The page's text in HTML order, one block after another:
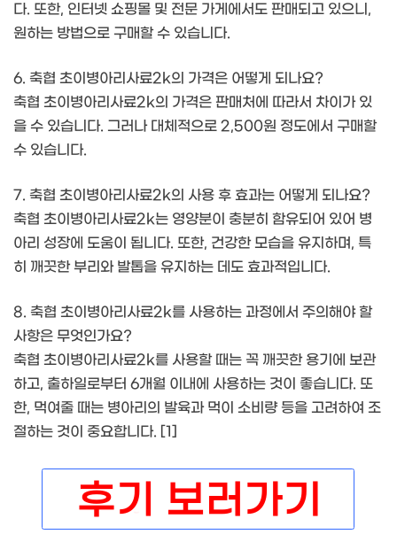
다. 또한, 인터넷 쇼핑몰 및 전문 가게에서도 판매되고 있으니,
원하는 방법으로 구매할 수 있습니다.
6. 축협 초이병아리사료2k의 가격은 어떻게 되나요?
축협 초이병아리사료2k의 가격은 판매처에 따라서 차이가 있
을 수 있습니다. 그러나 대체적으로 2,500원 정도에서 구매할
수 있습니다.
7. 축협 초이병아리사료2k의 사용 후 효과는 어떻게 되나요?
축협 초이병아리사료2k는 영양분이 충분히 함유되어 있어 병
아리 성장에 도움이 됩니다. 또한, 건강한 모습을 유지하며, 특
히 깨끗한 부리와 발톱을 유지하는 데도 효과적입니다.
8. 축협 초이병아리사료2k를 사용하는 과정에서 주의해야 할
사항은 무엇인가요?
축협 초이병아리사료2k를 사용할 때는 꼭 깨끗한 용기에 보관
하고, 출하일로부터 6개월 이내에 사용하는 것이 좋습니다. 또
한, 먹여줄 때는 병아리의 발육과 먹이 소비량 등을 고려하여 조
절하는 것이 중요합니다. [1]